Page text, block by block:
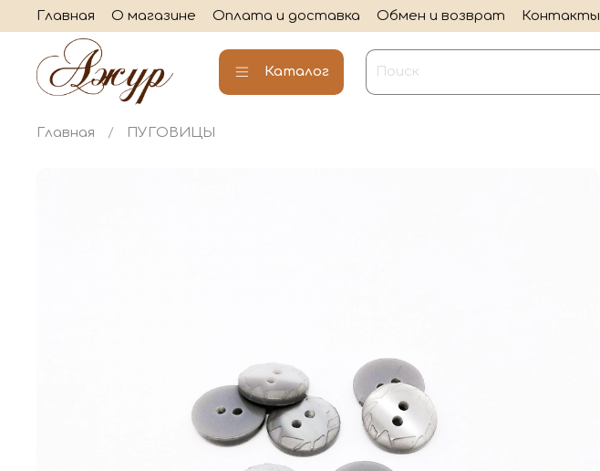
Главная О магазине Оплата и доставка Обмен и возврат Контакты
Каталог
Главная ПУГОВИЦЫ